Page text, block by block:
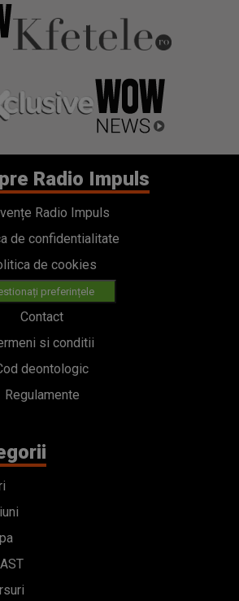
Radio Impuls
Radio Impuls
de confidentialitate
de cookies
preferințele
Contact
si conditii
deontologic
Regulamente